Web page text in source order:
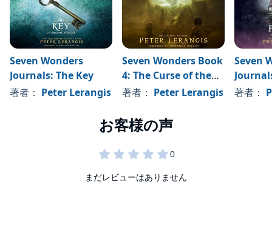
Seven Wonders
Journals: The Key
著者： Peter Lerangis
Seven Wonders Book
4: The Curse of the
King
著者： Peter Lerangis
Seven
著者：
まだレビューはありません